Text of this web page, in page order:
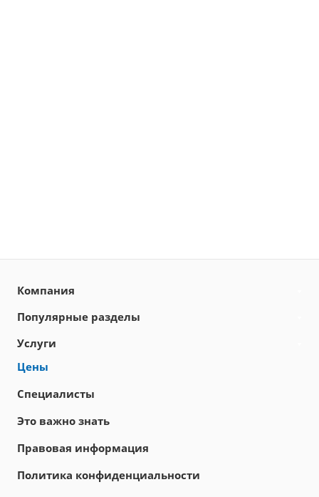
Компания
Популярные разделы
Услуги
Цены
Специалисты
Это важно знать
Правовая информация
Политика конфиденциальности